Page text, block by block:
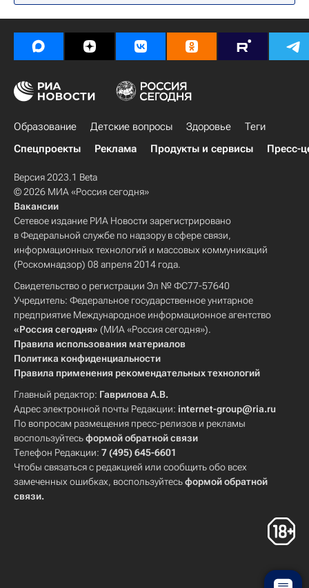
Иркутская область
Новосибирская область
Дальневосточный ФО
Азия
Воронежская область
Псковская область
Центральный ФО
Украина
Калининградская область
Алтайский край
Хабаровский край
Томская область
Удмуртская Республика (Удмуртия)
Весь мир
Пермский край
Северо-Западный ФО
Смоленская область
Приволжский ФО
Администрация г. Ижевска
Федеральное медико-биологическое агентство (ФМБА России)
Фонд "Подари жизнь"
The Beatles
Здоровье
Детские вопросы
Россия
Образование Детские вопросы Здоровье
Теги
Спецпроекты
Реклама Продукты и сервисы Пресс-
Версия 2023.1 Beta
© 2026 МИА «Россия сегодня»
Вакансии
Сетевое издание РИА Новости зарегистрировано
в Федеральной службе по надзору в сфере связи,
информационных технологий и массовых коммуникаций
(Роскомнадзор) 08 апреля 2014 года.
Свидетельство о регистрации Эл № ФС77-57640
Учредитель: Федеральное государственное унитарное
предприятие Международное информационное агентство
«Россия сегодня» (МИА «Россия сегодня»).
Правила использования материалов
Политика конфиденциальности
Правила применения рекомендательных технологий
Главный редактор: Гаврилова А.В.
Адрес электронной почты Редакции: internet-group@ria.ru
По вопросам размещения пресс-релизов и рекламы
воспользуйтесьформой обратной связи
Телефон Редакции: 7 (495) 645-6601
Чтобы связаться с редакцией или сообщить обо всех
замеченных ошибках, воспользуйтесьформой обратной
связи.